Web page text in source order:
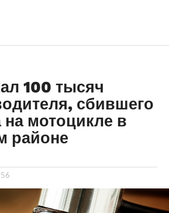
100 тысяч
сбившего
на мотоцикле в
районе
56